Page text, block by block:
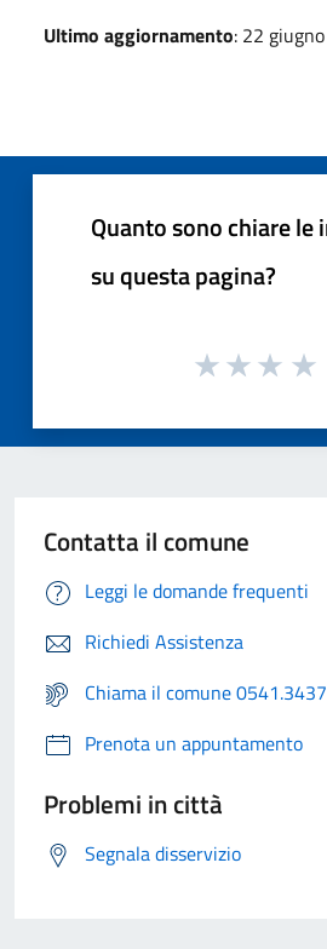
Ultimo aggiornamento: 22
Quanto sono chiare
su questa pagina?
Contatta il comune
Leggi le domande frequenti
Richiedi Assistenza
Chiama il comune
Prenota un appuntamento
Problemi in città
Segnala disservizio